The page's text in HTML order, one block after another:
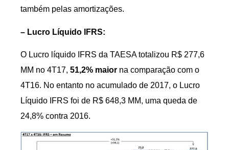
também pelas amortizações.
– Lucro Líquido IFRS:
O Lucro líquido IFRS da TAESA totalizou R$ 277,6
MM no 4T17, 51,2% maior na comparação com o
4T16. No entanto no acumulado de 2017, o Lucro
Líquido IFRS foi de R$ 648,3 MM, uma queda de
24,8% contra 2016.